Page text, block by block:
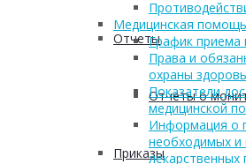
Отчеты
Отчеты о
Приказы
Медицинская помощь
График приема
Права и
охраны
Показатели
медицинской
Информация о
необходимых
лекарственных